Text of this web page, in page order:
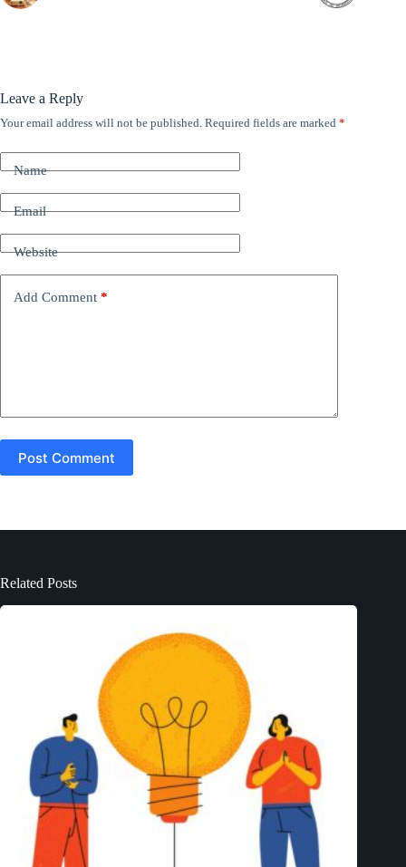
Leave a Reply
Your email address will not be published. Required fields are marked *
Name
Email
Website
Add Comment *
Post Comment
A
t
e
r
t
i
v
Related Posts